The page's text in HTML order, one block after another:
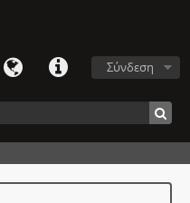
Σύνδεση